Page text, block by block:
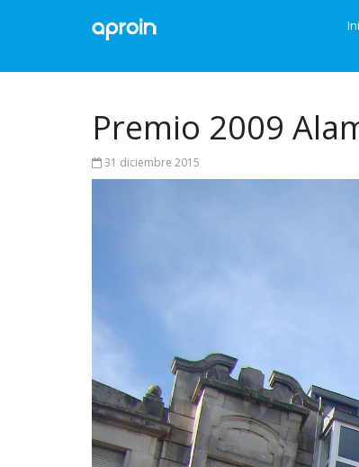
Premio 2009
31 diciembre 2015